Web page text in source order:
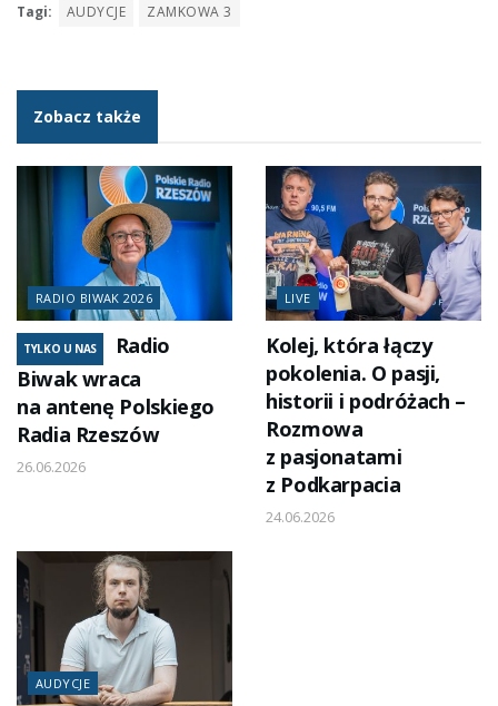
Tagi: AUDYCJE ZAMKOWA 3
Zobacz także
RADIO BIWAK 2026
TYLKO U NAS
Radio
Biwak wraca
na antenę Polskiego
Radia Rzeszów
26.06.2026
LIVE
Kolej, która łączy
pokolenia. O pasji,
historii i podróżach –
Rozmowa
z pasjonatami
z Podkarpacia
24.06.2026
AUDYCJE